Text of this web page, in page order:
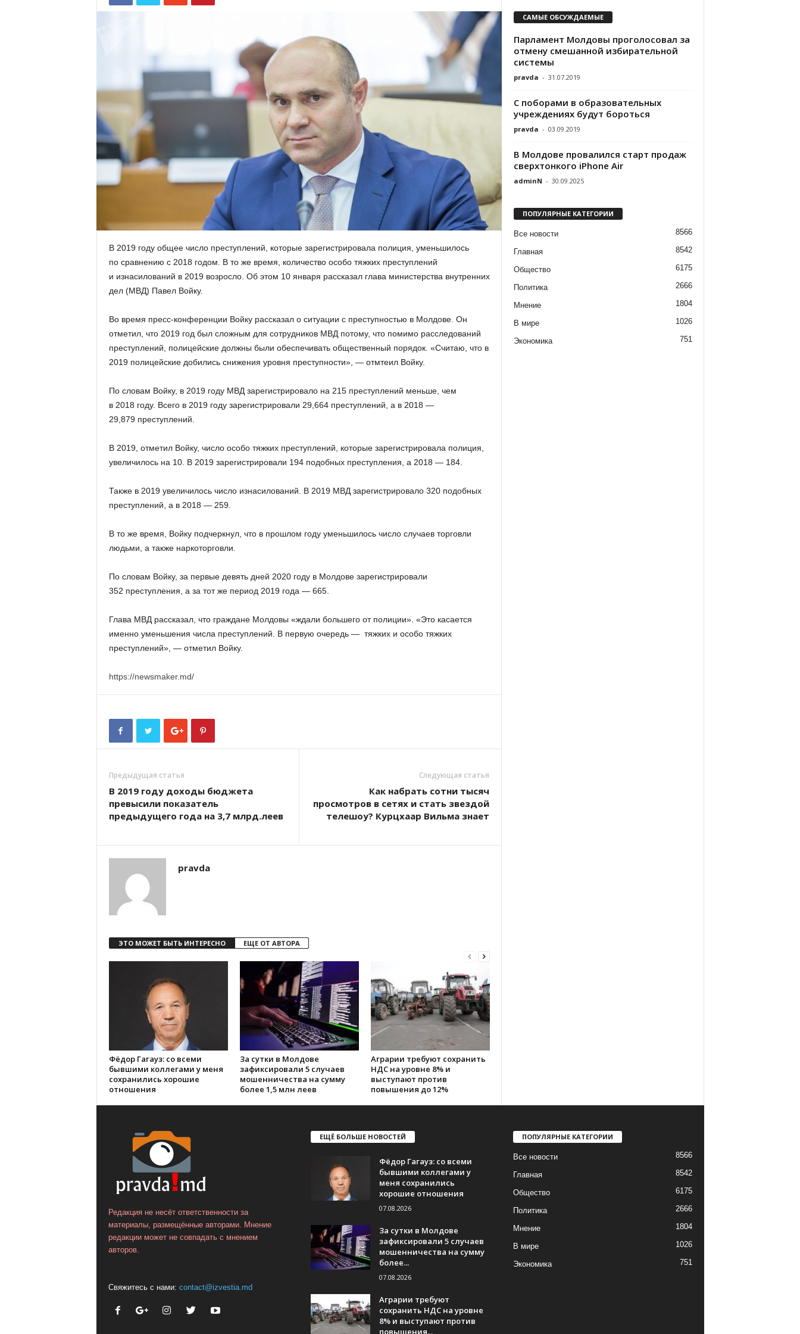
В 2019 году общее число преступлений, которые зарегистрировала полиция, уменьшилось
по сравнению с 2018 годом. В то же время, количество особо тяжких преступлений
и изнасилований в 2019 возросло. Об этом 10 января рассказал глава министерства внутренних
дел (МВД) Павел Войку.
Во время пресс-конференции Войку рассказал о ситуации с преступностью в Молдове. Он
отметил, что 2019 год был сложным для сотрудников МВД потому, что помимо расследований
преступлений, полицейские должны были обеспечивать общественный порядок. «Считаю, что в
2019 полицейские добились снижения уровня преступности», — отмтеил Войку.
По словам Войку, в 2019 году МВД зарегистрировало на 215 преступлений меньше, чем
в 2018 году. Всего в 2019 году зарегистрировали 29,664 преступлений, а в 2018 —
29,879 преступлений.
В 2019, отметил Войку, число особо тяжких преступлений, которые зарегистрировала полиция,
увеличилось на 10. В 2019 зарегистрировали 194 подобных преступления, а 2018 — 184.
Также в 2019 увеличилось число изнасилований. В 2019 МВД зарегистрировало 320 подобных
преступлений, а в 2018 — 259.
В то же время, Войку подчеркнул, что в прошлом году уменьшилось число случаев торговли
людьми, а также наркоторговли.
По словам Войку, за первые девять дней 2020 году в Молдове зарегистрировали
352 преступления, а за тот же период 2019 года — 665.
Глава МВД рассказал, что граждане Молдовы «ждали большего от полиции». «Это касается
именно уменьшения числа преступлений. В первую очередь — тяжких и особо тяжких
преступлений», — отметил Войку.
https://newsmaker.md/
Предыдущая статья
В 2019 году доходы бюджета
превысили показатель
предыдущего года на 3,7 млрд.леев
Следующая статья
Как набрать сотни тысяч
просмотров в сетях и стать звездой
телешоу? Курцхаар Вильма знает
pravda
ЭТО МОЖЕТ БЫТЬ ИНТЕРЕСНО ЕЩЕ ОТ АВТОРА
Фёдор Гагауз: со всеми
бывшими коллегами у меня
сохранились хорошие
отношения
За сутки в Молдове
зафиксировали 5 случаев
мошенничества на сумму
более 1,5 млн леев
Аграрии требуют сохранить
НДС на уровне 8% и
выступают против
повышения до 12%
САМЫЕ ОБСУЖДАЕМЫЕ
Парламент Молдовы проголосовал за
отмену смешанной избирательной
системы
pravda - 31.07.2019
С поборами в образовательных
учреждениях будут бороться
pravda - 03.09.2019
В Молдове провалился старт продаж
сверхтонкого iPhone Air
adminN - 30.09.2025
ПОПУЛЯРНЫЕ КАТЕГОРИИ
Все новости 8566
Главная 8542
Общество 6175
Политика 2666
Мнение 1804
В мире 1026
Экономика 751
Редакция не несёт ответственности за
материалы, размещённые авторами. Мнение
редакции может не совпадать с мнением
авторов.
Свяжитесь с нами: contact@izvestia.md
ЕЩЁ БОЛЬШЕ НОВОСТЕЙ
Фёдор Гагауз: со всеми
бывшими коллегами у
меня сохранились
хорошие отношения
07.08.2026
За сутки в Молдове
зафиксировали 5 случаев
мошенничества на сумму
более...
07.08.2026
Аграрии требуют
сохранить НДС на уровне
8% и выступают против
повышения...
ПОПУЛЯРНЫЕ КАТЕГОРИИ
Все новости 8566
Главная 8542
Общество 6175
Политика 2666
Мнение 1804
В мире 1026
Экономика 751